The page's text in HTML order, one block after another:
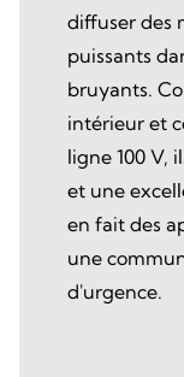
diffuser des
puissants
bruyants.
intérieur et
ligne 100 V,
et une
en fait des
une
d'urgence.